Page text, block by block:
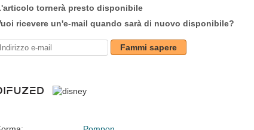
tornerà presto disponibile
ricevere un'e-mail quando sarà di nuovo disponibile?
Fammi sapere